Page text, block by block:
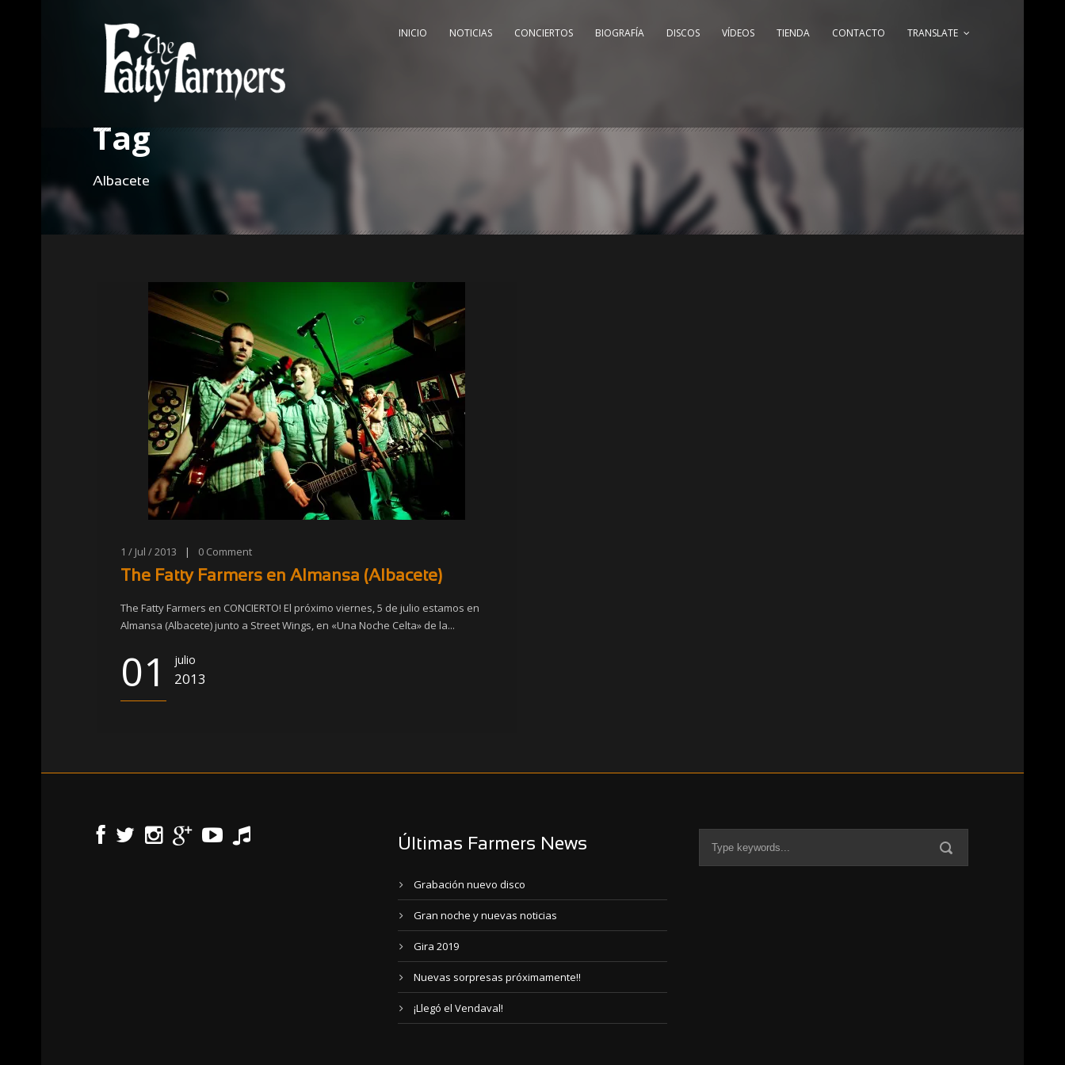
INICIO NOTICIAS CONCIERTOS BIOGRAFÍA DISCOS VÍDEOS TIENDA CONTACTO TRANSLATE
Tag
Albacete
1 / Jul / 2013 | 0 Comment
The Fatty Farmers en Almansa (Albacete)
The Fatty Farmers en CONCIERTO! El próximo viernes, 5 de julio estamos en
Almansa (Albacete) junto a Street Wings, en «Una Noche Celta» de la...
01 julio
2013
Últimas Farmers News
Grabación nuevo disco
Gran noche y nuevas noticias
Gira 2019
Nuevas sorpresas próximamente!!
¡Llegó el Vendaval!